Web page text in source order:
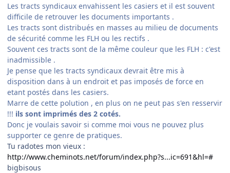
Les tracts syndicaux envahissent les casiers et il est souvent
difficile de retrouver les documents importants .
Les tracts sont distribués en masses au milieu de documents
de sécurité comme les FLH ou les rectifs .
Souvent ces tracts sont de la même couleur que les FLH : c'est
inadmissible .
Je pense que les tracts syndicaux devrait être mis à
disposition dans à un endroit et pas imposés de force en
etant postés dans les casiers.
Marre de cette polution , en plus on ne peut pas s'en resservir
!!! ils sont imprimés des 2 cotés.
Donc je voulais savoir si comme moi vous ne pouvez plus
supporter ce genre de pratiques.
Tu radotes mon vieux :
http://www.cheminots.net/forum/index.php?s...ic=691&hl=#
bigbisous